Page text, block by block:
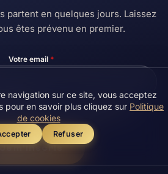
navigation sur ce site, vous acceptez
pour en savoir plus cliquez sur Politique
de cookies
Refuser
partent en quelques jours. Laissez
êtes prévenu en premier.
Votre email *
, elles serviront seulement à vous envoyer les
semaine les bateaux en promo.Politique de
saisies sont conservées uniquement le temps de la
successives sur plusieurs bateaux.